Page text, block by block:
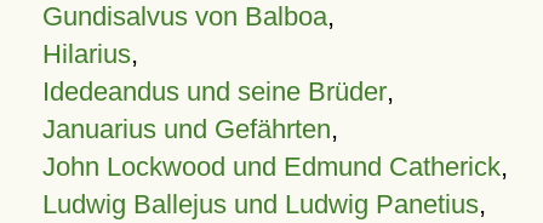
Gundisalvus von Balboa,
Hilarius,
Idedeandus und seine Brüder,
Januarius und Gefährten,
John Lockwood und Edmund Catherick,
Ludwig Ballejus und Ludwig Panetius,